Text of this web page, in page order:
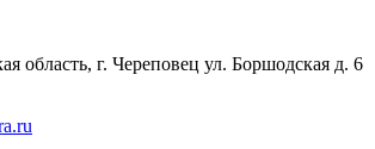
область, г. Череповец ул. Боршодская д. 6